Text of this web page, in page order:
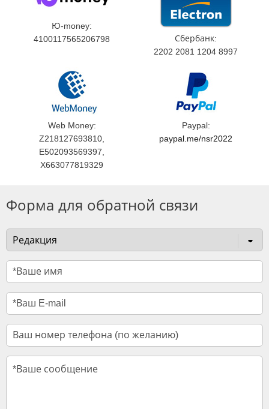
Ю-money:
4100117565206798
Сбербанк:
2202 2081 1204 8997
Web Money:
Z218127693810,
E502093569397,
X663077819329
Paypal:
paypal.me/nsr2022
Форма для обратной связи